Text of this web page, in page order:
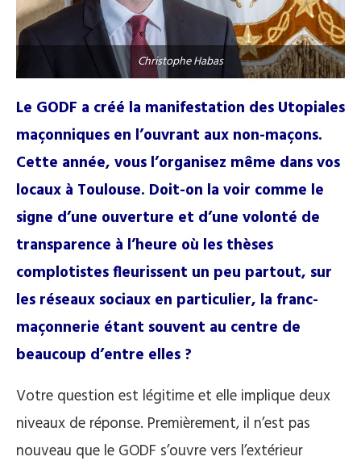
Christophe Habas
Le GODF a créé la manifestation des Utopiales
maçonniques en l’ouvrant aux non-maçons.
Cette année, vous l’organisez même dans vos
locaux à Toulouse. Doit-on la voir comme le
signe d’une ouverture et d’une volonté de
transparence à l’heure où les thèses
complotistes fleurissent un peu partout, sur
les réseaux sociaux en particulier, la franc-
maçonnerie étant souvent au centre de
beaucoup d’entre elles ?
Votre question est légitime et elle implique deux
niveaux de réponse. Premièrement, il n’est pas
nouveau que le GODF s’ouvre vers l’extérieur